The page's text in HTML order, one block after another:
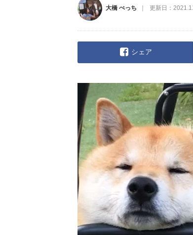
大橋 ぺっち 更新日：
シェア